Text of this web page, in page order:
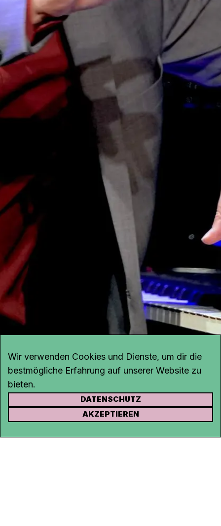
01:00:08
KONTAKT
Rohrerstrasse 20
Wir verwenden Cookies und Dienste, um dir die
bestmögliche Erfahrung auf unserer Website zu
bieten.
DATENSCHUTZ
AKZEPTIEREN